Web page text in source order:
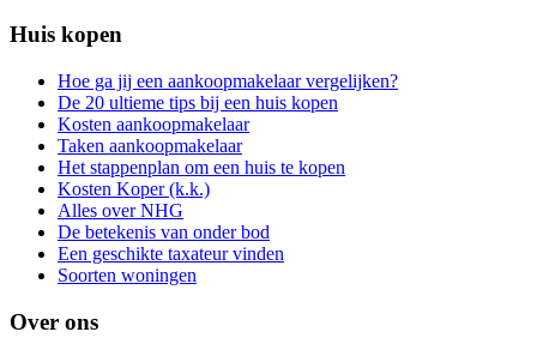
Huis kopen
Hoe ga jij een aankoopmakelaar vergelijken?
De 20 ultieme tips bij een huis kopen
Kosten aankoopmakelaar
Taken aankoopmakelaar
Het stappenplan om een huis te kopen
Kosten Koper (k.k.)
Alles over NHG
De betekenis van onder bod
Een geschikte taxateur vinden
Soorten woningen
Over ons